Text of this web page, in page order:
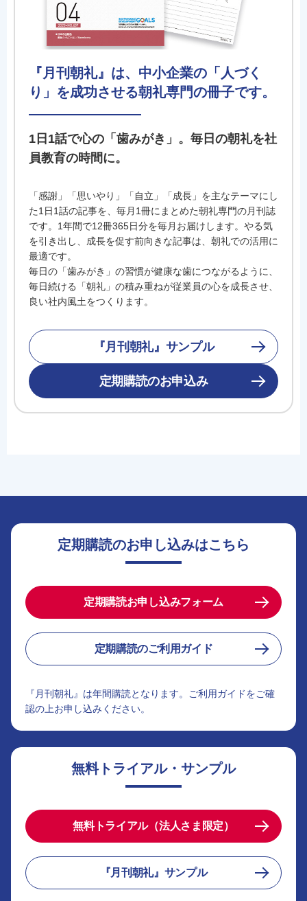
『月刊朝礼』は、中小企業の「人づく
り」を成功させる朝礼専門の冊子です。
1日1話で心の「歯みがき」。毎日の朝礼を社
員教育の時間に。
「感謝」「思いやり」「自立」「成長」を主なテーマにし
た1日1話の記事を、毎月1冊にまとめた朝礼専門の月刊誌
です。1年間で12冊365日分を毎月お届けします。やる気
を引き出し、成長を促す前向きな記事は、朝礼での活用に
最適です。
毎日の「歯みがき」の習慣が健康な歯につながるように、
毎日続ける「朝礼」の積み重ねが従業員の心を成長させ、
良い社内風土をつくります。
『月刊朝礼』サンプル
定期購読のお申込み
定期購読のお申し込みはこちら
定期購読お申し込みフォーム
定期購読のご利用ガイド
『月刊朝礼』は年間購読となります。ご利用ガイドをご確
認の上お申し込みください。
無料トライアル・サンプル
無料トライアル（法人さま限定）
『月刊朝礼』サンプル